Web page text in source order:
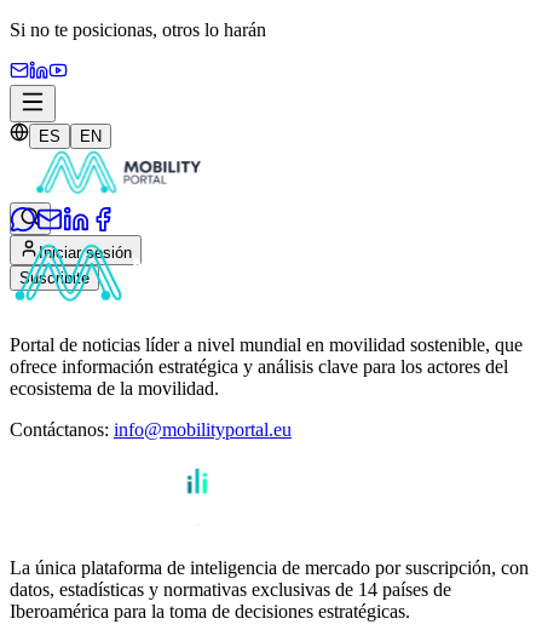
Si no te posicionas, otros lo harán
ES EN
Iniciar sesión
Suscribite
Portal de noticias líder a nivel mundial en movilidad sostenible, que
ofrece información estratégica y análisis clave para los actores del
ecosistema de la movilidad.
Contáctanos: info@mobilityportal.eu
La única plataforma de inteligencia de mercado por suscripción, con
datos, estadísticas y normativas exclusivas de 14 países de
Iberoamérica para la toma de decisiones estratégicas.